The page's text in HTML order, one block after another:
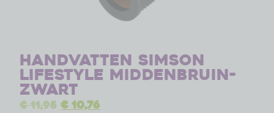
Handvatten Simson
Lifestyle middenbruin-
zwart
€11,95 €10,76